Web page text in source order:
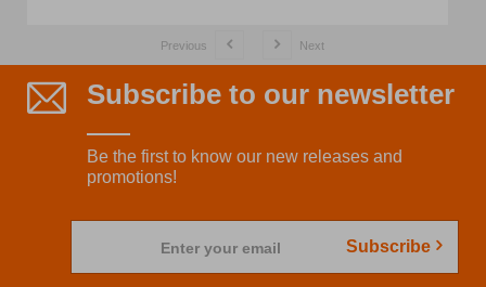
Previous Next
Subscribe to our newsletter
Be the first to know our new releases and
promotions!
Enter your email Subscribe